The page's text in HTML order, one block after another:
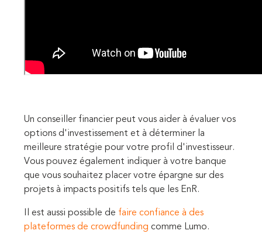
Un conseiller financier peut vous aider à évaluer vos
options d'investissement et à déterminer la
meilleure stratégie pour votre profil d'investisseur.
Vous pouvez également indiquer à votre banque
que vous souhaitez placer votre épargne sur des
projets à impacts positifs tels que les EnR.
Il est aussi possible de faire confiance à des
plateformes de crowdfunding comme Lumo.